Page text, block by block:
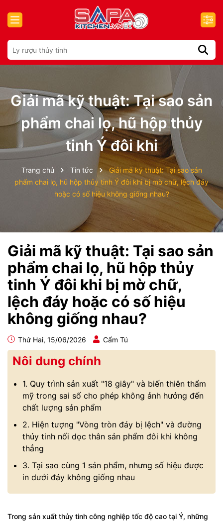
Giải mã kỹ thuật: Tại sao sản
phẩm chai lọ, hũ hộp thủy
tinh Ý đôi khi
Trang chủ Tin tức
Giải mã kỹ thuật: Tại sao sản
phẩm chai lọ, hũ hộp thủy tinh Ý đôi khi bị mờ chữ, lệch đáy
hoặc có số hiệu không giống nhau?
Giải mã kỹ thuật: Tại sao sản
phẩm chai lọ, hũ hộp thủy
tinh Ý đôi khi bị mờ chữ,
lệch đáy hoặc có số hiệu
không giống nhau?
Thứ Hai, 15/06/2026 Cẩm Tú
Nôi dung chính
1. Quy trình sản xuất "18 giây" và biến thiên thẩm
mỹ trong sai số cho phép không ảnh hưởng đến
chất lượng sản phẩm
2. Hiện tượng "Vòng tròn đáy bị lệch" và đường
thủy tinh nối dọc thân sản phẩm đôi khi không
thẳng
3. Tại sao cùng 1 sản phẩm, nhưng số hiệu được
in dưới đáy không giống nhau
Trong sản xuất thủy tinh công nghiệp tốc độ cao tại Ý, những